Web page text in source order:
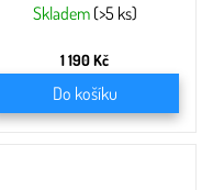
Skladem (>5 ks)
1 190 Kč
Do košíku